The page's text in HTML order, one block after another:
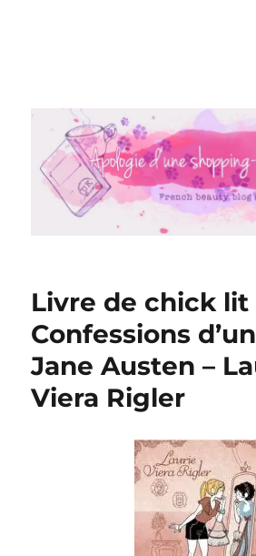
Apologie d'une
Livre de chick lit
Confessions
Jane Austen –
Viera Rigler